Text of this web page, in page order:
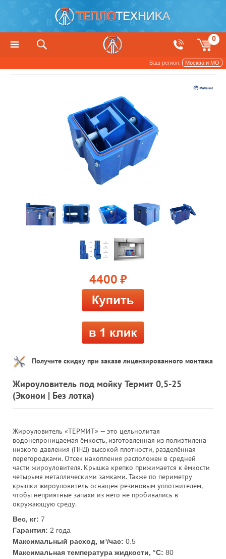
0
Ваш регион: Москва и МО
4400 руб.
Получите скидку при заказе лицензированного монтажа
Жироуловитель под мойку Термит 0,5-25
(Эконои | Без лотка)
Жироуловитель «ТЕРМИТ» — это цельнолитая
водонепроницаемая ёмкость, изготовленная из полиэтилена
низкого давления (ПНД) высокой плотности, разделённая
перегородками. Отсек накопления расположен в средней
части жироуловителя. Крышка крепко прижимается к ёмкости
четырьмя металлическими замками. Также по периметру
крышки жироуловитель оснащён резиновым уплотнителем,
чтобы неприятные запахи из него не пробивались в
окружающую среду.
Вес, кг: 7
Гарантия: 2 года
Максимальный расход, м³/час: 0.5
Максимальная температура жидкости, °С: 80